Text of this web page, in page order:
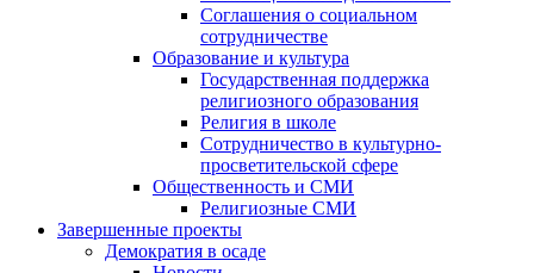
Соглашения о социальном
сотрудничестве
Образование и культура
Государственная поддержка
религиозного образования
Религия в школе
Сотрудничество в культурно-
просветительской сфере
Общественность и СМИ
Религиозные СМИ
Завершенные проекты
Демократия в осаде